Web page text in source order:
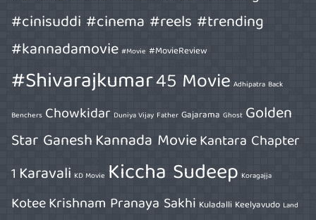
#cinisuddi #cinema #reels #trending
#kannadamovie #Movie #MovieReview
#Shivarajkumar45 Movie Adhipatra Back
Benchers Chowkidar Duniya Vijay Father Gajarama Ghost Golden
Star GaneshKannada MovieKantara Chapter
1 Karavali KD Movie Kiccha Sudeep Koragajja
KoteeKrishnam Pranaya Sakhi Kuladalli Keelyavudo Land